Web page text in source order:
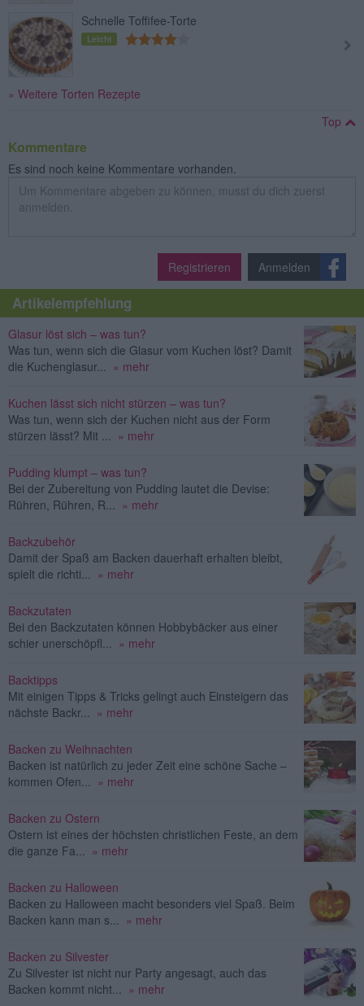
Schnelle Toffifee-Torte
Leicht
» Weitere Torten Rezepte
Top
Kommentare
Es sind noch keine Kommentare vorhanden.
Registrieren Anmelden
Artikelempfehlung
Glasur löst sich – was tun?
Was tun, wenn sich die Glasur vom Kuchen löst? Damit
die Kuchenglasur...
» mehr
Kuchen lässt sich nicht stürzen – was tun?
Was tun, wenn sich der Kuchen nicht aus der Form
stürzen lässt? Mit ...
» mehr
Pudding klumpt – was tun?
Bei der Zubereitung von Pudding lautet die Devise:
Rühren, Rühren, R...
» mehr
Backzubehör
Damit der Spaß am Backen dauerhaft erhalten bleibt,
spielt die richti...
» mehr
Backzutaten
Bei den Backzutaten können Hobbybäcker aus einer
schier unerschöpfl...
» mehr
Backtipps
Mit einigen Tipps & Tricks gelingt auch Einsteigern das
nächste Backr...
» mehr
Backen zu Weihnachten
Backen ist natürlich zu jeder Zeit eine schöne Sache –
kommen Ofen...
» mehr
Backen zu Ostern
Ostern ist eines der höchsten christlichen Feste, an dem
die ganze Fa...
» mehr
Backen zu Halloween
Backen zu Halloween macht besonders viel Spaß. Beim
Backen kann man s...
» mehr
Backen zu Silvester
Zu Silvester ist nicht nur Party angesagt, auch das
Backen kommt nicht...
» mehr